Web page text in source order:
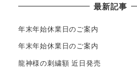
最新記事
年末年始休業日のご案内
年末年始休業日のご案内
龍神様の刺繍額 近日発売